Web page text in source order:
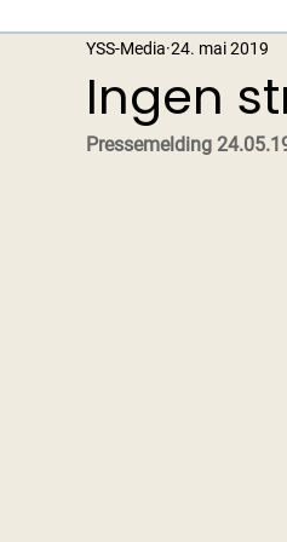
Nyheter fra forbundene i YS Stat
Streik i lønnsoppgjøret 2019
Ingen
YSS-Media 24. mai 2019
Pressemelding